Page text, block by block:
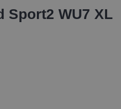
Sport2 WU7 XL